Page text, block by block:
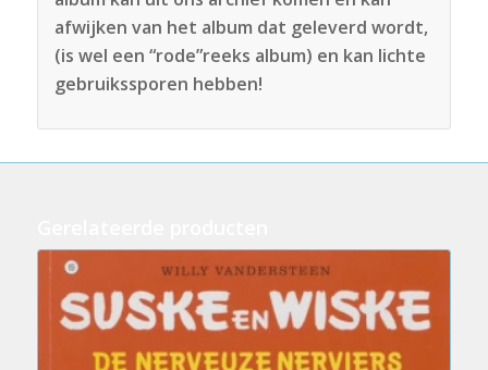
afwijken van het album dat geleverd wordt,
(is wel een “rode”reeks album) en kan lichte
gebruikssporen hebben!